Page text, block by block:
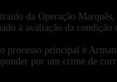
da Operação
à avaliação da
processo principal é
por um crime de